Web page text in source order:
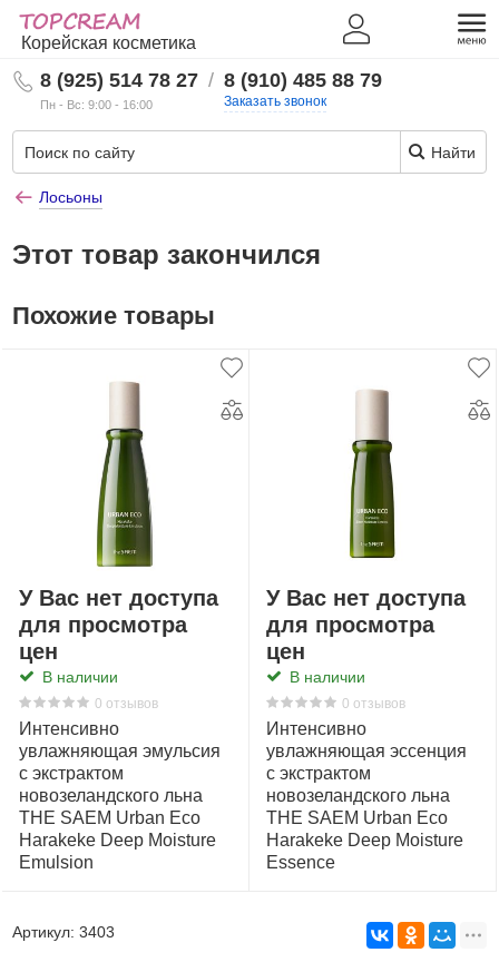
Корейская косметика
8 (925) 514 78 27
Пн - Вс: 9:00 - 16:00
/ 8 (910) 485 88 79
Заказать звонок
Найти
Лосьоны
Этот товар закончился
Похожие товары
У Вас нет доступа
для просмотра
цен
В наличии
0 отзывов
Интенсивно
увлажняющая эмульсия
с экстрактом
новозеландского льна
THE SAEM Urban Eco
Harakeke Deep Moisture
Emulsion
У Вас нет доступа
для просмотра
цен
В наличии
0 отзывов
Интенсивно
увлажняющая эссенция
с экстрактом
новозеландского льна
THE SAEM Urban Eco
Harakeke Deep Moisture
Essence
Артикул:3403